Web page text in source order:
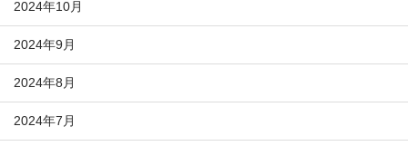
2024年10月
2024年9月
2024年8月
2024年7月